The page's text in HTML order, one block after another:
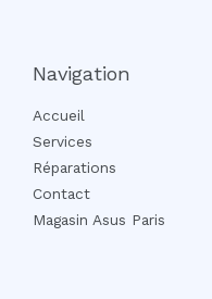
Navigation
Accueil
Services
Réparations
Contact
Magasin Asus Paris